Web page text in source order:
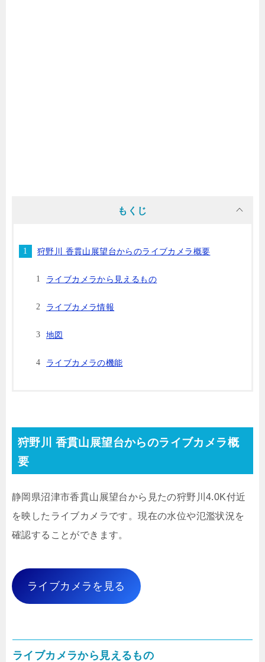
もくじ
狩野川 香貫山展望台からのライブカメラ概要
ライブカメラから見えるもの
ライブカメラ情報
地図
ライブカメラの機能
狩野川 香貫山展望台からのライブカメラ概
要
静岡県沼津市香貫山展望台から見たの狩野川4.0K付近
を映したライブカメラです。現在の水位や氾濫状況を
確認することができます。
ライブカメラを見る
ライブカメラから見えるもの